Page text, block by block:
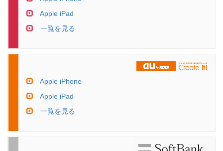
Apple iPad
一覧を見る
Apple iPhone
Apple iPad
一覧を見る